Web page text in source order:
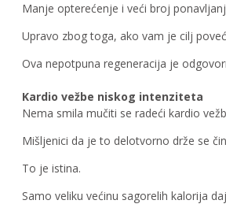
Manje opterećenje i veći broj
Upravo zbog toga, ako vam je cilj
Ova nepotpuna regeneracija je
Kardio vežbe niskog intenziteta
Nema smila mučiti se radeći kardio
Mišljenici da je to delotvorno drže se
To je istina.
Samo veliku većinu sagorelih kalorija